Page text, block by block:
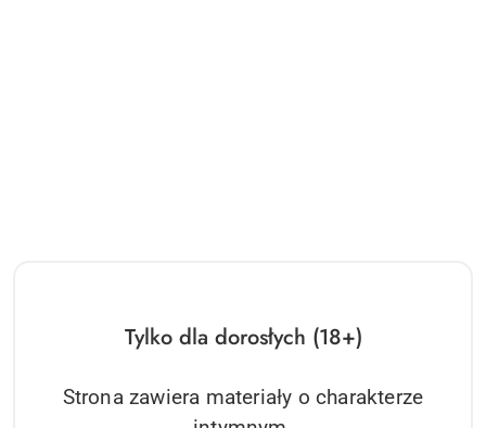
Tylko dla dorosłych (18+)
Strona zawiera materiały o charakterze